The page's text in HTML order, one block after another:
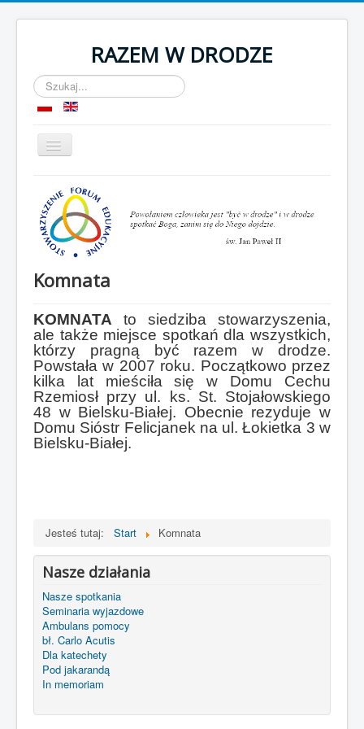
RAZEM W DRODZE
Szukaj...
Przełącz
nawigację
O nas
Komnata
Komnata
KOMNATA to siedziba stowarzyszenia,
ale także miejsce spotkań dla wszystkich,
którzy pragną być razem w drodze.
Powstała w 2007 roku. Początkowo przez
kilka lat mieściła się w Domu Cechu
Rzemiosł przy ul. ks. St. Stojałowskiego
48 w Bielsku-Białej. Obecnie rezyduje w
Domu Sióstr Felicjanek na ul. Łokietka 3 w
Bielsku-Białej.
Jesteś tutaj: Start Komnata
Nasze działania
Nasze spotkania
Seminaria wyjazdowe
Ambulans pomocy
bł. Carlo Acutis
Dla katechety
Pod jakarandą
In memoriam